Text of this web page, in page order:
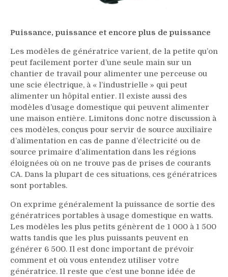
Puissance, puissance et encore plus de puissance
Les modèles de génératrice varient, de la petite qu’on
peut facilement porter d’une seule main sur un
chantier de travail pour alimenter une perceuse ou
une scie électrique, à « l’industrielle » qui peut
alimenter un hôpital entier. Il existe aussi des
modèles d’usage domestique qui peuvent alimenter
une maison entière. Limitons donc notre discussion à
ces modèles, conçus pour servir de source auxiliaire
d’alimentation en cas de panne d’électricité ou de
source primaire d’alimentation dans les régions
éloignées où on ne trouve pas de prises de courants
CA. Dans la plupart de ces situations, ces génératrices
sont portables.
On exprime généralement la puissance de sortie des
génératrices portables à usage domestique en watts.
Les modèles les plus petits génèrent de 1 000 à 1 500
watts tandis que les plus puissants peuvent en
générer 6 500. Il est donc important de prévoir
comment et où vous entendez utiliser votre
génératrice. Il reste que c’est une bonne idée de